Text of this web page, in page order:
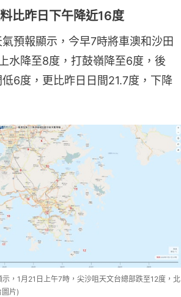
比昨日下午降近16度
預報顯示，今早7時將車澳和沙田
水降至8度，打鼓嶺降至6度，後
6度，更比昨日日間21.7度，下降
，1月21日上午7時，尖沙咀天文台總部跌至12度，北
片)